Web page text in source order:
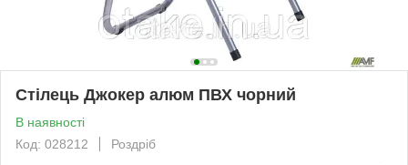
Стілець Джокер алюм ПВХ чорний
В наявності
Код: 028212
Роздріб